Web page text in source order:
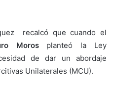
recalcó que cuando el
Morosplanteó la Ley
de dar un abordaje
Unilaterales (MCU).